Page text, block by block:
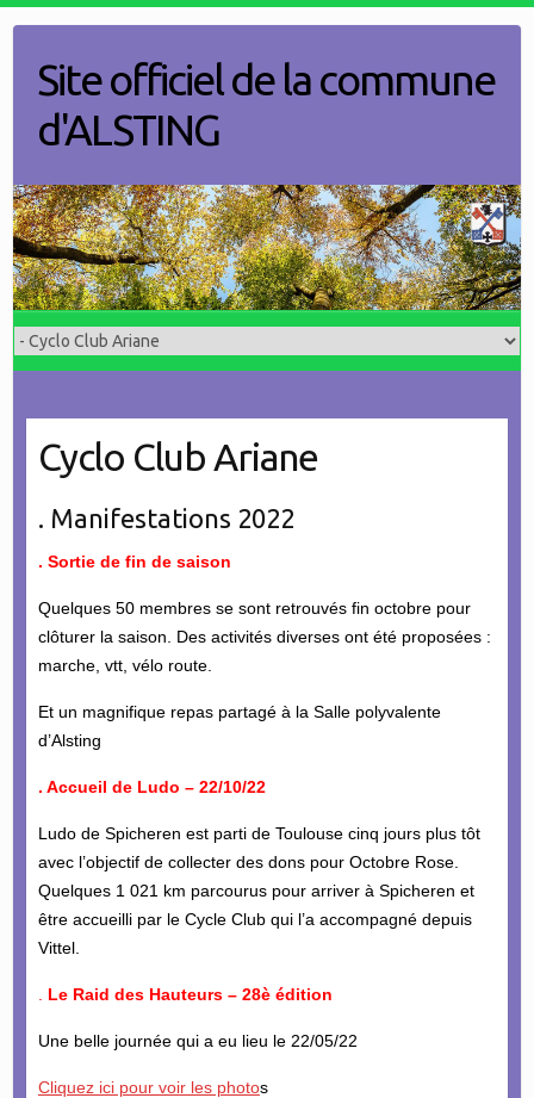
contentSite officiel de la commune
d'ALSTING
Cyclo Club Ariane
. Manifestations 2022
. Sortie de fin de saison
Quelques 50 membres se sont retrouvés fin octobre pour
clôturer la saison. Des activités diverses ont été proposées :
marche, vtt, vélo route.
Et un magnifique repas partagé à la Salle polyvalente
d’Alsting
. Accueil de Ludo – 22/10/22
Ludo de Spicheren est parti de Toulouse cinq jours plus tôt
avec l’objectif de collecter des dons pour Octobre Rose.
Quelques 1 021 km parcourus pour arriver à Spicheren et
être accueilli par le Cycle Club qui l’a accompagné depuis
Vittel.
Le Raid des Hauteurs – 28è édition
Une belle journée qui a eu lieu le 22/05/22
Cliquez ici pour voir les photos